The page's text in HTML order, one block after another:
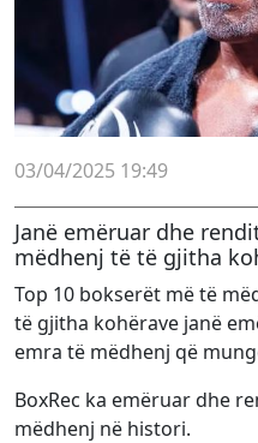
03/04/2025 19:49
Janë emëruar dhe
mëdhenj të të gjitha
Top 10 bokserët më të
të gjitha kohërave janë
emra të mëdhenj që
BoxRec ka emëruar dhe
mëdhenj në histori.